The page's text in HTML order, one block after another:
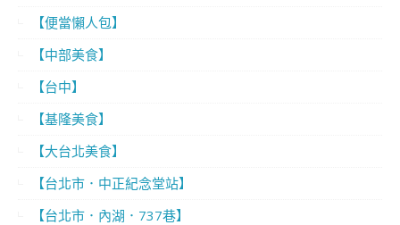
【便當懶人包】
【中部美食】
【台中】
【基隆美食】
【大台北美食】
【台北市．中正紀念堂站】
【台北市．內湖．737巷】